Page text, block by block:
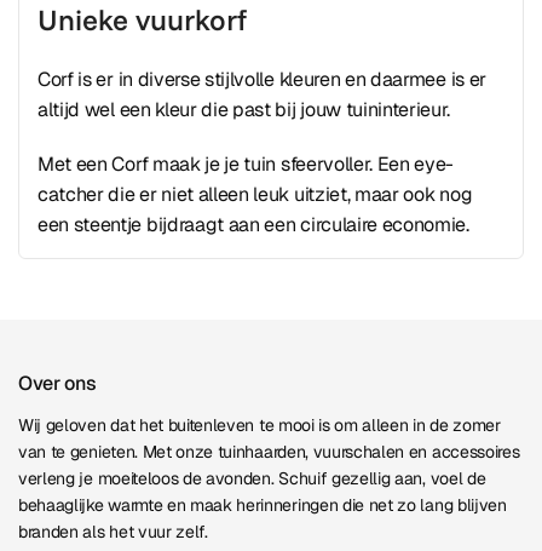
Unieke vuurkorf
Corf is er in diverse stijlvolle kleuren en daarmee is er
altijd wel een kleur die past bij jouw tuininterieur.
Met een Corf maak je je tuin sfeervoller. Een eye-
catcher die er niet alleen leuk uitziet, maar ook nog
een steentje bijdraagt aan een circulaire economie.
Over ons
Wij geloven dat het buitenleven te mooi is om alleen in de zomer
van te genieten. Met onze tuinhaarden, vuurschalen en accessoires
verleng je moeiteloos de avonden. Schuif gezellig aan, voel de
behaaglijke warmte en maak herinneringen die net zo lang blijven
branden als het vuur zelf.